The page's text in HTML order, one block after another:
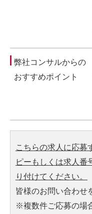
弊社コンサルからの
おすすめポイント
こちらの求人に応募
ピーもしくは求人番
り付けてください。
皆様のお問い合わせ
※複数件ご応募の場